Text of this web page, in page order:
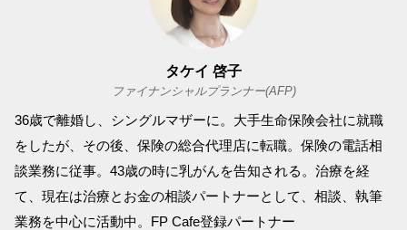
タケイ 啓子
ファイナンシャルプランナー(AFP)
36歳で離婚し、シングルマザーに。大手生命保険会社に就職
をしたが、その後、保険の総合代理店に転職。保険の電話相
談業務に従事。43歳の時に乳がんを告知される。治療を経
て、現在は治療とお金の相談パートナーとして、相談、執筆
業務を中心に活動中。FP Cafe登録パートナー